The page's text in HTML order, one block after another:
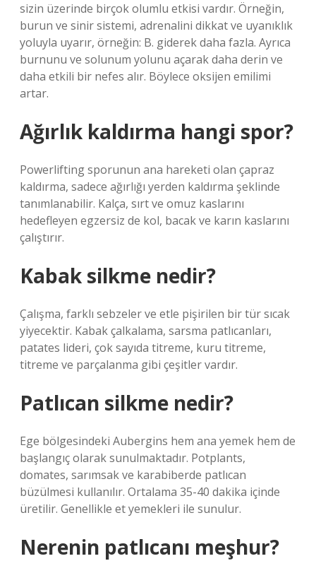
sizin üzerinde birçok olumlu etkisi vardır. Örneğin,
burun ve sinir sistemi, adrenalini dikkat ve uyanıklık
yoluyla uyarır, örneğin: B. giderek daha fazla. Ayrıca
burnunu ve solunum yolunu açarak daha derin ve
daha etkili bir nefes alır. Böylece oksijen emilimi
artar.
Ağırlık kaldırma hangi spor?
Powerlifting sporunun ana hareketi olan çapraz
kaldırma, sadece ağırlığı yerden kaldırma şeklinde
tanımlanabilir. Kalça, sırt ve omuz kaslarını
hedefleyen egzersiz de kol, bacak ve karın kaslarını
çalıştırır.
Kabak silkme nedir?
Çalışma, farklı sebzeler ve etle pişirilen bir tür sıcak
yiyecektir. Kabak çalkalama, sarsma patlıcanları,
patates lideri, çok sayıda titreme, kuru titreme,
titreme ve parçalanma gibi çeşitler vardır.
Patlıcan silkme nedir?
Ege bölgesindeki Aubergins hem ana yemek hem de
başlangıç ​​olarak sunulmaktadır. Potplants,
domates, sarımsak ve karabiberde patlıcan
büzülmesi kullanılır. Ortalama 35-40 dakika içinde
üretilir. Genellikle et yemekleri ile sunulur.
Nerenin patlıcanı meşhur?